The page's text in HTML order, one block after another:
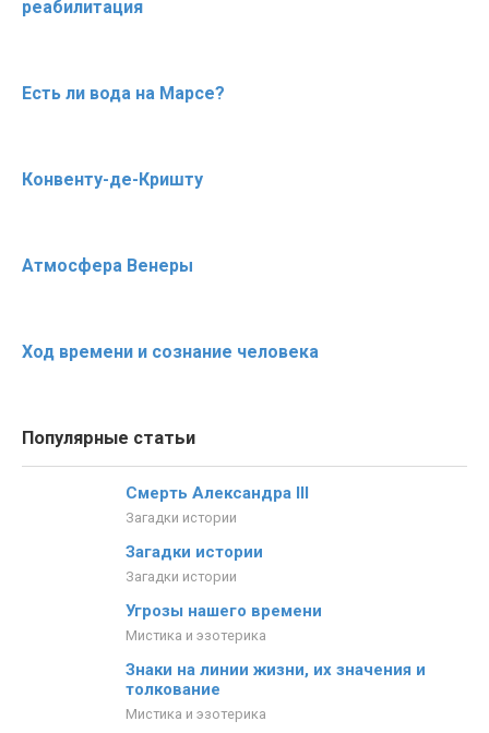
реабилитация
Есть ли вода на Марсе?
Конвенту-де-Кришту
Атмосфера Венеры
Ход времени и сознание человека
Популярные статьи
Смерть Александра III
Загадки истории
Загадки истории
Загадки истории
Угрозы нашего времени
Мистика и эзотерика
Знаки на линии жизни, их значения и
толкование
Мистика и эзотерика